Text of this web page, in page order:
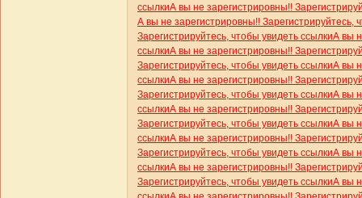
ссылкиА вы не зарегистрировны!!
А вы не зарегистрировны!! Зарегистрируйтесь,
Зарегистрируйтесь, чтобы увидеть ссылкиА вы
ссылкиА вы не зарегистрировны!!
Зарегистрируйтесь, чтобы увидеть ссылкиА вы
ссылкиА вы не зарегистрировны!!
Зарегистрируйтесь, чтобы увидеть ссылкиА вы
ссылкиА вы не зарегистрировны!!
Зарегистрируйтесь, чтобы увидеть ссылкиА вы
ссылкиА вы не зарегистрировны!!
Зарегистрируйтесь, чтобы увидеть ссылкиА вы
ссылкиА вы не зарегистрировны!!
Зарегистрируйтесь, чтобы увидеть ссылкиА вы